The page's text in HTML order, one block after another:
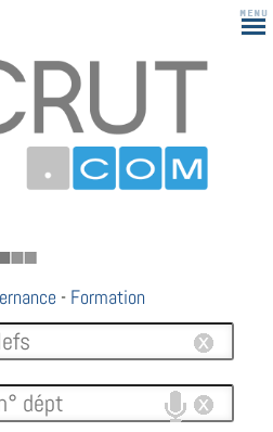
183
- Formation